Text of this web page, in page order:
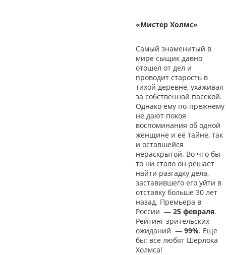
«Мистер Холмс»
Самый знаменитый в
мире сыщик давно
отошел от дел и
проводит старость в
тихой деревне, ухаживая
за собственной пасекой.
Однако ему по-прежнему
не дают покоя
воспоминания об одной
женщине и её тайне, так
и оставшейся
нераскрытой. Во что бы
то ни стало он решает
найти разгадку дела,
заставившего его уйти в
отставку больше 30 лет
назад. Премьера в
России — 25 февраля.
Рейтинг зрительских
ожиданий — 99%. Еще
бы: все любят Шерлока
Холмса!